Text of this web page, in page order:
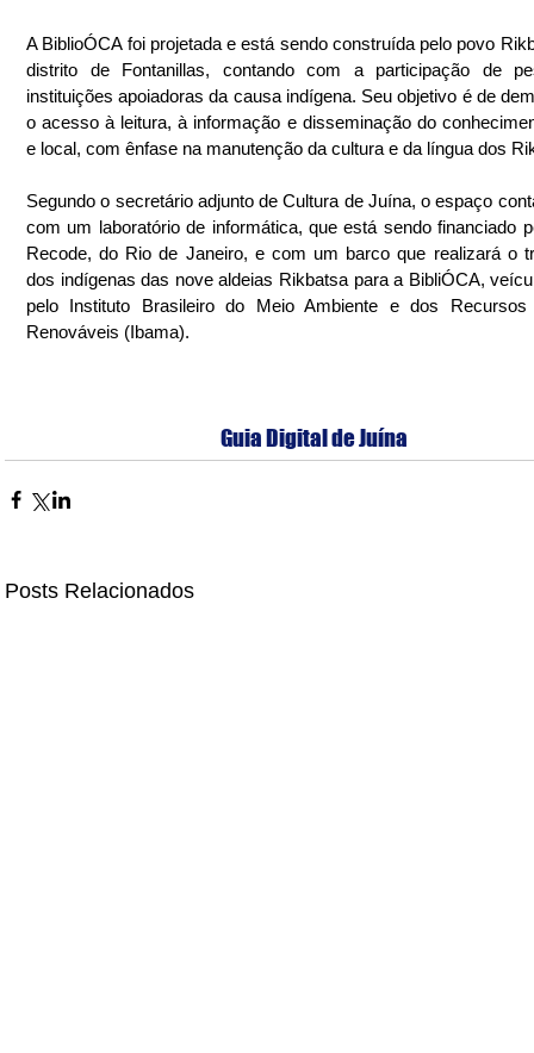
A BiblioÓCA foi projetada e está sendo construída pelo povo
distrito de Fontanillas, contando com a participação de
instituições apoiadoras da causa indígena. Seu objetivo é de
o acesso à leitura, à informação e disseminação do
e local, com ênfase na manutenção da cultura e da língua dos
Segundo o secretário adjunto de Cultura de Juína, o espaço
com um laboratório de informática, que está sendo financiado
Recode, do Rio de Janeiro, e com um barco que realizará o
dos indígenas das nove aldeias Rikbatsa para a BibliÓCA,
pelo Instituto Brasileiro do Meio Ambiente e dos Recursos
Renováveis (Ibama).
Guia Digital de Juína
Posts Relacionados